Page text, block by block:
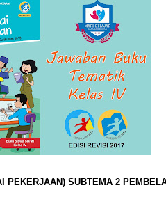
Kelas VIII (8) Kurikulum
Kelas VIII (8) Kurikulum
pada Manusia dan
1 Kelas 5
PAT PJOK Kelas 1
PAT Bahasa Indonesia Kelas
Kelas 1 (Keamanan
PEKERJAAN) SUBTEMA 2